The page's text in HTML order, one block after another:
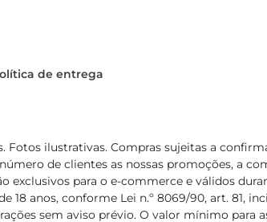
de entrega
ilustrativas. Compras sujeitas a
de clientes as nossas promoções, a
para o e-commerce e válidos
anos, conforme Lei n.º 8069/90, art. 81,
sem aviso prévio. O valor mínimo para